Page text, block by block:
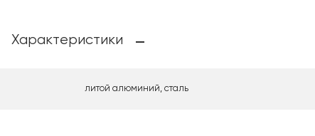
Характеристики
литой алюминий, сталь